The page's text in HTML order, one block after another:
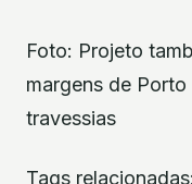
Foto: Projeto
margens de
travessias
Tags relacionadas: